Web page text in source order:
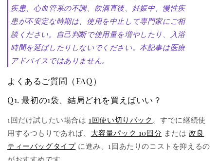
疾患、心血管系の不調、飲酒直後、妊娠中、慢性疾
患が不安定な時期は、使用を中止して専門家にご相
談ください。自己判断で使用量を増やしたり、入浴
時間を延ばしたりしないでください。本記事は医療
アドバイスではありません。
よくあるご質問（FAQ）
Q1. 最初の1袋、結局どれを買えばいい？
1回だけ試したい場合は 1回使い切りパック 。すでに継続使
用するつもりであれば、 大容量パック 10回分 または改良
ティーバッグタイプに進み、1回あたりのコストを抑えるの